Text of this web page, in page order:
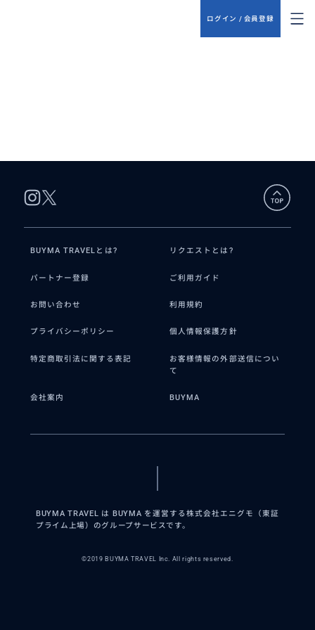
ログイン / 会員登録
BUYMA TRAVELとは? リクエストとは?
パートナー登録 ご利用ガイド
お問い合わせ 利用規約
プライバシーポリシー 個人情報保護方針
特定商取引法に関する表記
お客様情報の外部送信につい
て
会社案内 BUYMA
BUYMA TRAVEL は BUYMA を運営する株式会社エニグモ（東証
プライム上場）のグループサービスです。
©2019 BUYMA TRAVEL Inc. All rights reserved.